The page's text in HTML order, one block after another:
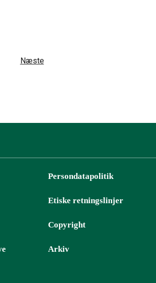
Næste
Persondatapolitik
Etiske retningslinjer
Copyright
Arkiv